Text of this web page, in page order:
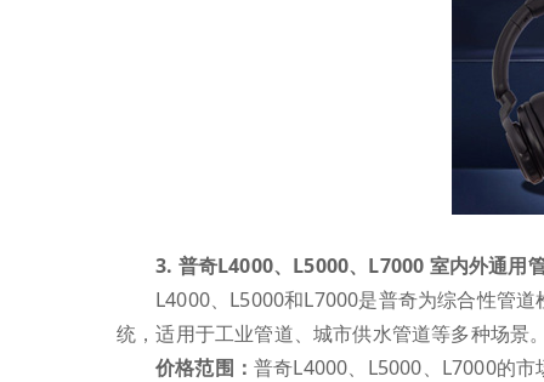
3. 普奇L4000、L5000、L7000 室内外通用
L4000、L5000和L7000是普奇为综合性管
统，适用于工业管道、城市供水管道等多种场景
价格范围： 普奇L4000、L5000、L7000的